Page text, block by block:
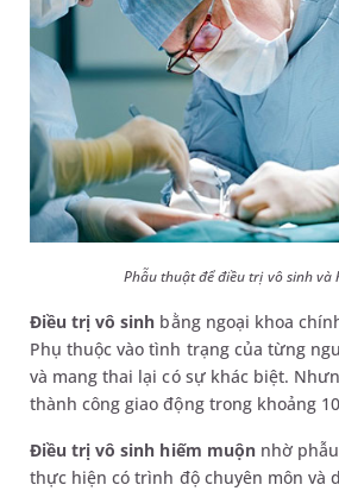
Phẫu thuật để điều trị vô sinh và
Điều trị vô sinh bằng ngoại khoa
Phụ thuộc vào tình trạng của từng
và mang thai lại có sự khác biệt.
thành công giao động trong khoảng
Điều trị vô sinh hiếm muộnnhờ
thực hiện có trình độ chuyên môn và